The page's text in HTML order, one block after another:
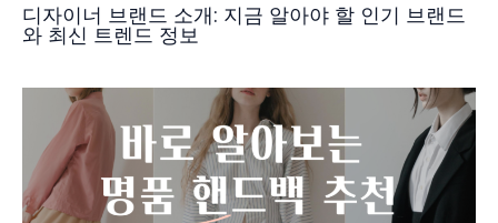
디자이너 브랜드 소개: 지금 알아야 할 인기 브랜드
와 최신 트렌드 정보